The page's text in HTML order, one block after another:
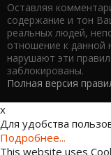
Оставляя
содержание и тон
реальных людей,
отношение к данной
нарушают эти
заблокированы.
Полная версия
x
Для удобства
Подробнее...
This website uses